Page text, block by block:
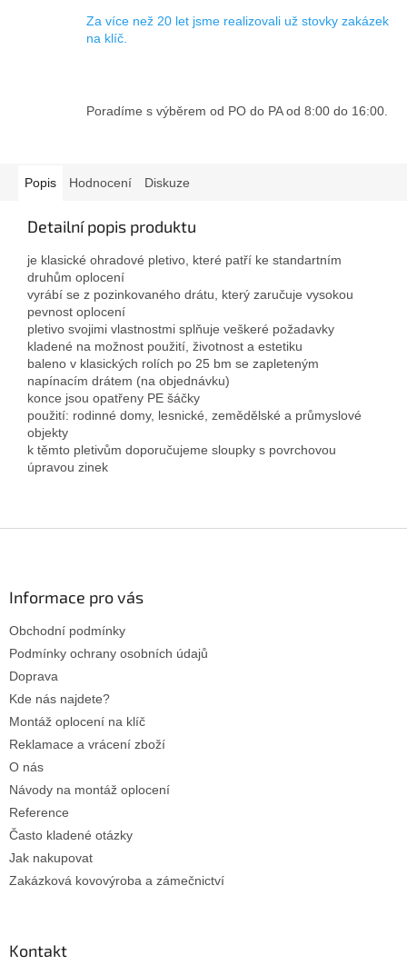
Za více než 20 let jsme realizovali už stovky zakázek
na klíč.
Poradíme s výběrem od PO do PA od 8:00 do 16:00.
Popis Hodnocení Diskuze
Detailní popis produktu
je klasické ohradové pletivo, které patří ke standartním
druhům oplocení
vyrábí se z pozinkovaného drátu, který zaručuje vysokou
pevnost oplocení
pletivo svojimi vlastnostmi splňuje veškeré požadavky
kladené na možnost použití, životnost a estetiku
baleno v klasických rolích po 25 bm se zapleteným
napínacím drátem (na objednávku)
konce jsou opatřeny PE šáčky
použití: rodinné domy, lesnické, zemědělské a průmyslové
objekty
k těmto pletivům doporučujeme sloupky s povrchovou
úpravou zinek
Informace pro vás
Obchodní podmínky
Podmínky ochrany osobních údajů
Doprava
Kde nás najdete?
Montáž oplocení na klíč
Reklamace a vrácení zboží
O nás
Návody na montáž oplocení
Reference
Často kladené otázky
Jak nakupovat
Zakázková kovovýroba a zámečnictví
Kontakt